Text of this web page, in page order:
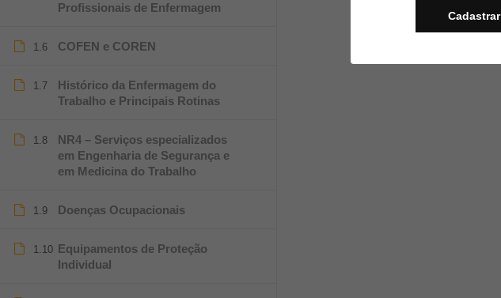
Cadastrar
Profissionais de Enfermagem
1.6 COFEN e COREN
1.7
Histórico da Enfermagem do
Trabalho e Principais Rotinas
1.8
NR4 – Serviços especializados
em Engenharia de Segurança e
em Medicina do Trabalho
1.9 Doenças Ocupacionais
1.10 Equipamentos de Proteção
Individual